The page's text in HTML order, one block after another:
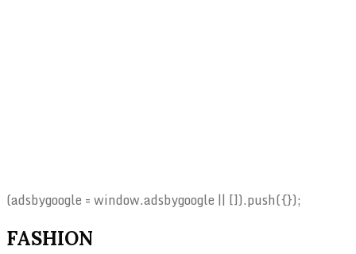
(adsbygoogle = window.adsbygoogle || []).push({});
FASHION